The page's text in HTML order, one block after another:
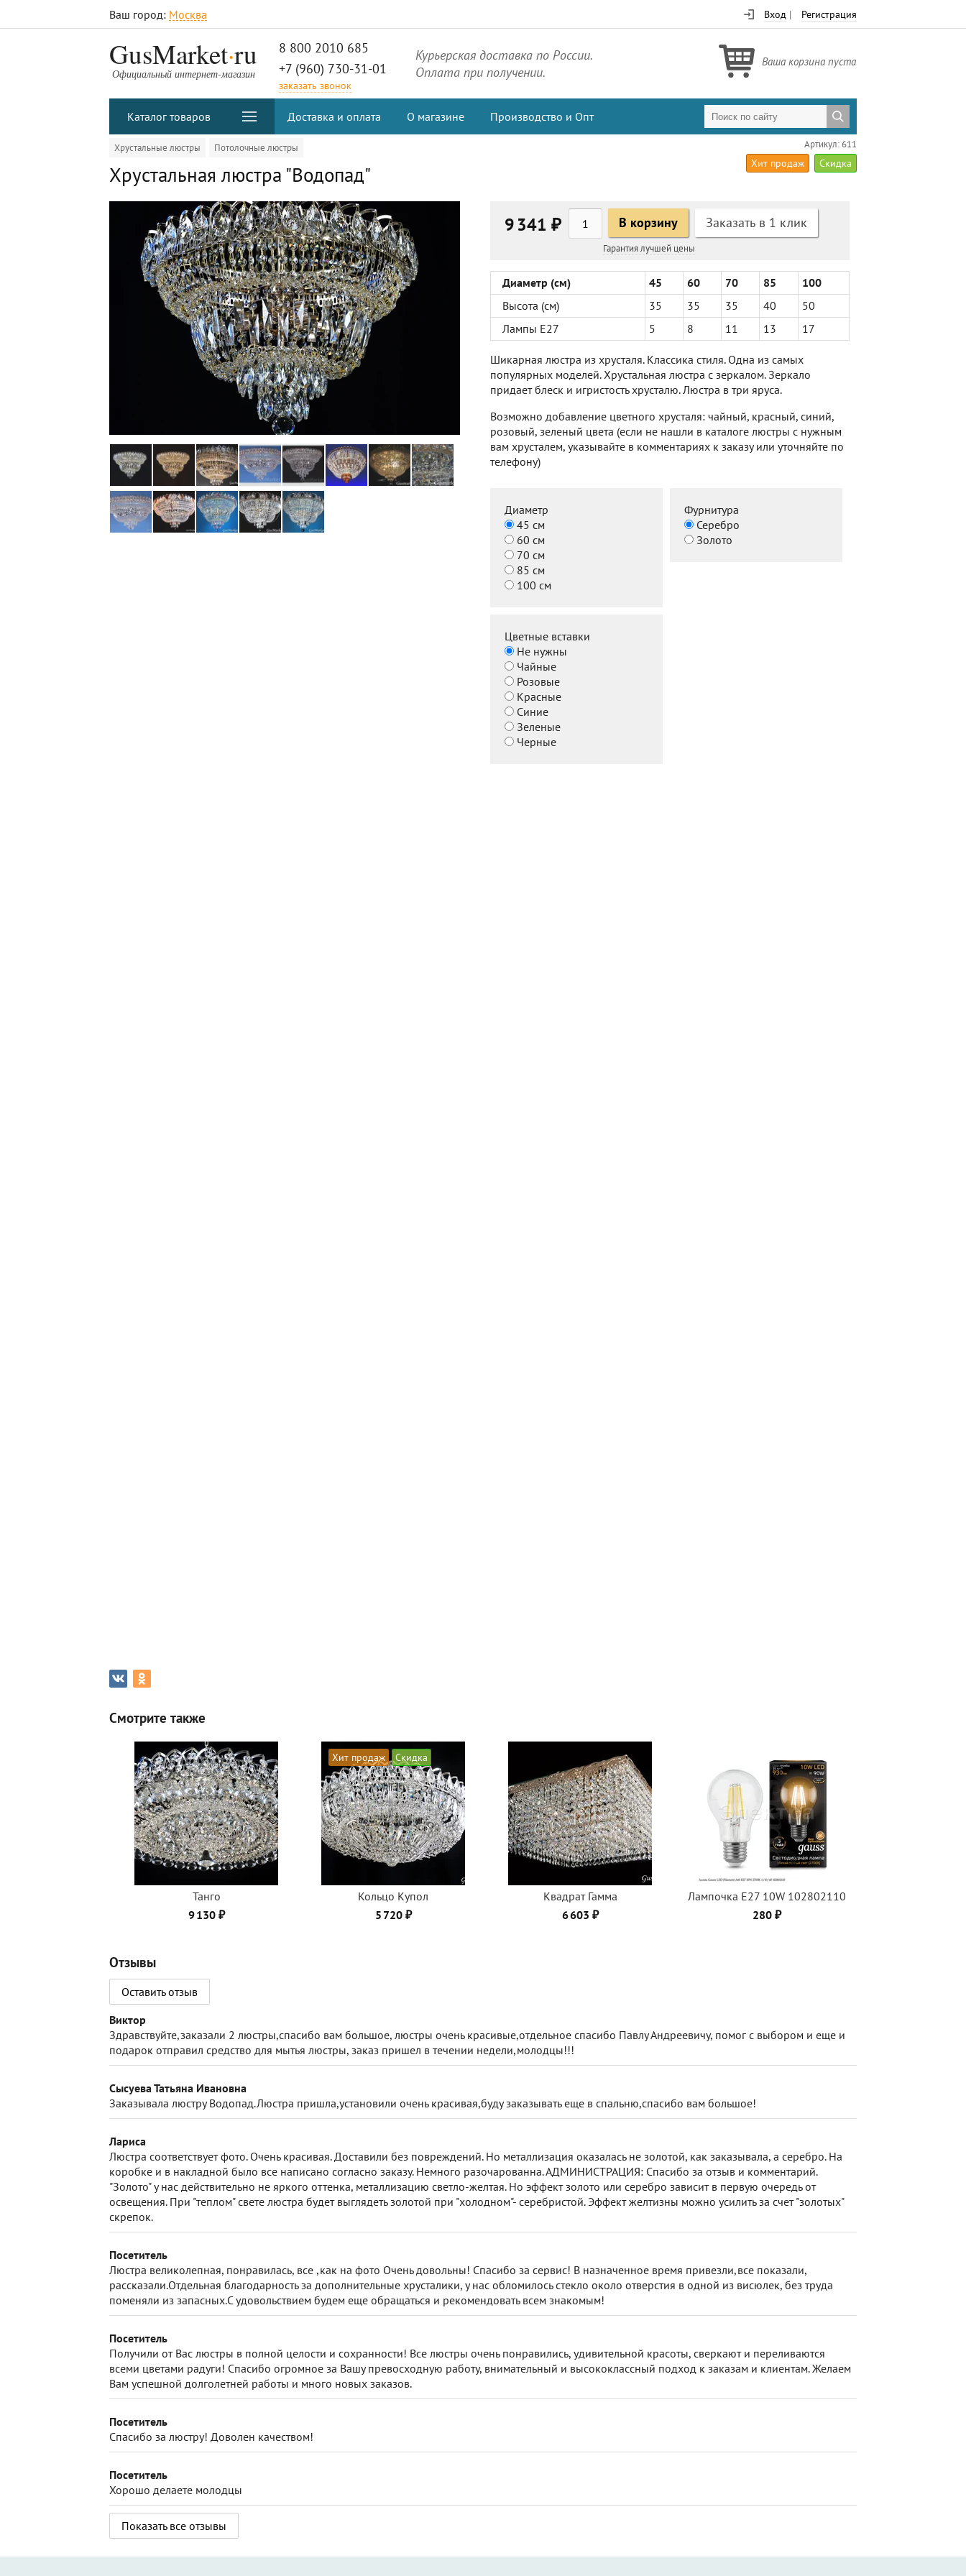
Ваш город: Москва Вход | Регистрация
GusMarket.ru
Официальный интернет-магазин
8 800 2010 685
+7 (960) 730-31-01
заказать звонок
Курьерская доставка по России.
Оплата при получении.
Ваша корзина пуста
Каталог товаров Доставка и оплата О магазине Производство и Опт
Хрустальные люстры Потолочные люстры Артикул: 611
Хит продаж Скидка
Хрустальная люстра "Водопад"
9 341 ₽ В корзину Заказать в 1 клик
Гарантия лучшей цены
Диаметр (см) 45 60 70 85
100
Высота (см)
35 35 35 40
50
Лампы Е27
5 8 11 13 17
Шикарная люстра из хрусталя. Классика стиля. Одна из самых
популярных моделей. Хрустальная люстра с зеркалом. Зеркало
придает блеск и игристость хрусталю. Люстра в три яруса.
Возможно добавление цветного хрусталя: чайный, красный, синий,
розовый, зеленый цвета (если не нашли в каталоге люстры с нужным
вам хрусталем, указывайте в комментариях к заказу или уточняйте по
телефону)
Диаметр
45 см
60 см
70 см
85 см
100 см
Цветные вставки
Не нужны
Чайные
Розовые
Красные
Синие
Зеленые
Черные
Фурнитура
Серебро
Золото
Смотрите также
Танго
9 130 ₽
Хит продаж Скидка
Кольцо Купол
5 720 ₽
Квадрат Гамма
6 603 ₽
Лампочка Е27 10W 102802110
280 ₽
Отзывы
Оставить отзыв
Виктор
Здравствуйте,заказали 2 люстры,спасибо вам большое, люстры очень красивые,отдельное спасибо Павлу Андреевичу, помог с выбором и еще и
подарок отправил средство для мытья люстры, заказ пришел в течении недели,молодцы!!!
Сысуева Татьяна Ивановна
Заказывала люстру Водопад.Люстра пришла,установили очень красивая,буду заказывать еще в спальню,спасибо вам большое!
Лариса
Люстра соответствует фото. Очень красивая. Доставили без повреждений. Но металлизация оказалась не золотой, как заказывала, а серебро. На
коробке и в накладной было все написано согласно заказу. Немного разочарованна. АДМИНИСТРАЦИЯ: Спасибо за отзыв и комментарий.
"Золото" у нас действительно не яркого оттенка, металлизацию светло-желтая. Но эффект золото или серебро зависит в первую очередь от
освещения. При "теплом" свете люстра будет выглядеть золотой при "холодном"- серебристой. Эффект желтизны можно усилить за счет "золотых"
скрепок.
Посетитель
Люстра великолепная, понравилась, все ,как на фото Очень довольны! Спасибо за сервис! В назначенное время привезли,все показали,
рассказали.Отдельная благодарность за дополнительные хрусталики, у нас обломилось стекло около отверстия в одной из висюлек, без труда
поменяли из запасных.С удовольствием будем еще обращаться и рекомендовать всем знакомым!
Посетитель
Получили от Вас люстры в полной целости и сохранности! Все люстры очень понравились, удивительной красоты, сверкают и переливаются
всеми цветами радуги! Спасибо огромное за Вашу превосходную работу, внимательный и высококлассный подход к заказам и клиентам. Желаем
Вам успешной долголетней работы и много новых заказов.
Посетитель
Спасибо за люстру! Доволен качеством!
Посетитель
Хорошо делаете молодцы
Показать все отзывы